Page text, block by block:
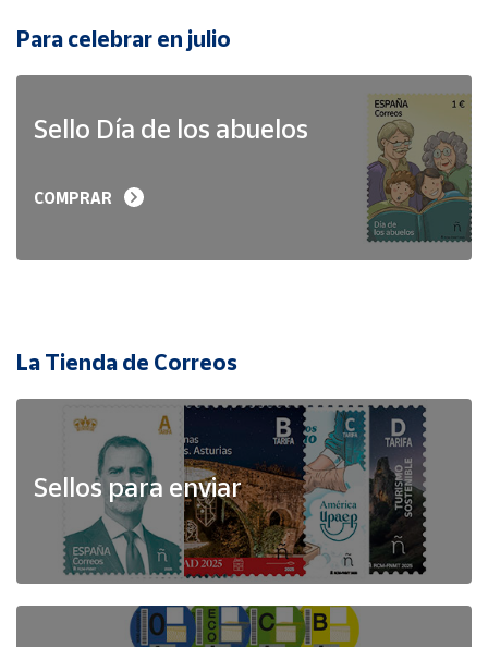
Para celebrar en julio
Sello Día de los abuelos
COMPRAR
La Tienda de Correos
Sellos para enviar